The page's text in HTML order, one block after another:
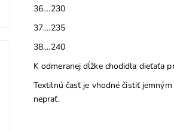
36....230
37....235
38....240
K odmeranej dĺžke chodidla dieťaťa
Textilnú časť je vhodné čistiť
neprať.